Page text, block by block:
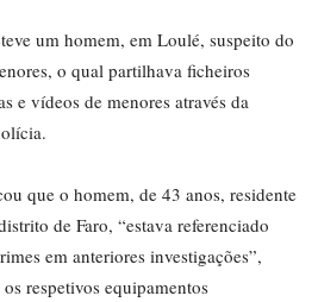
um homem, em Loulé, suspeito do
o qual partilhava ficheiros
e vídeos de menores através da
que o homem, de 43 anos, residente
de Faro, “estava referenciado
em anteriores investigações”,
respetivos equipamentos